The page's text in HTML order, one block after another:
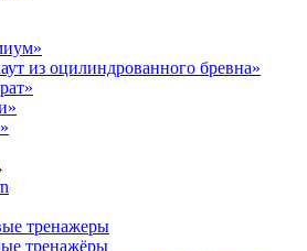
из оцилиндрованного бревна»
тренажеры
тренажёры